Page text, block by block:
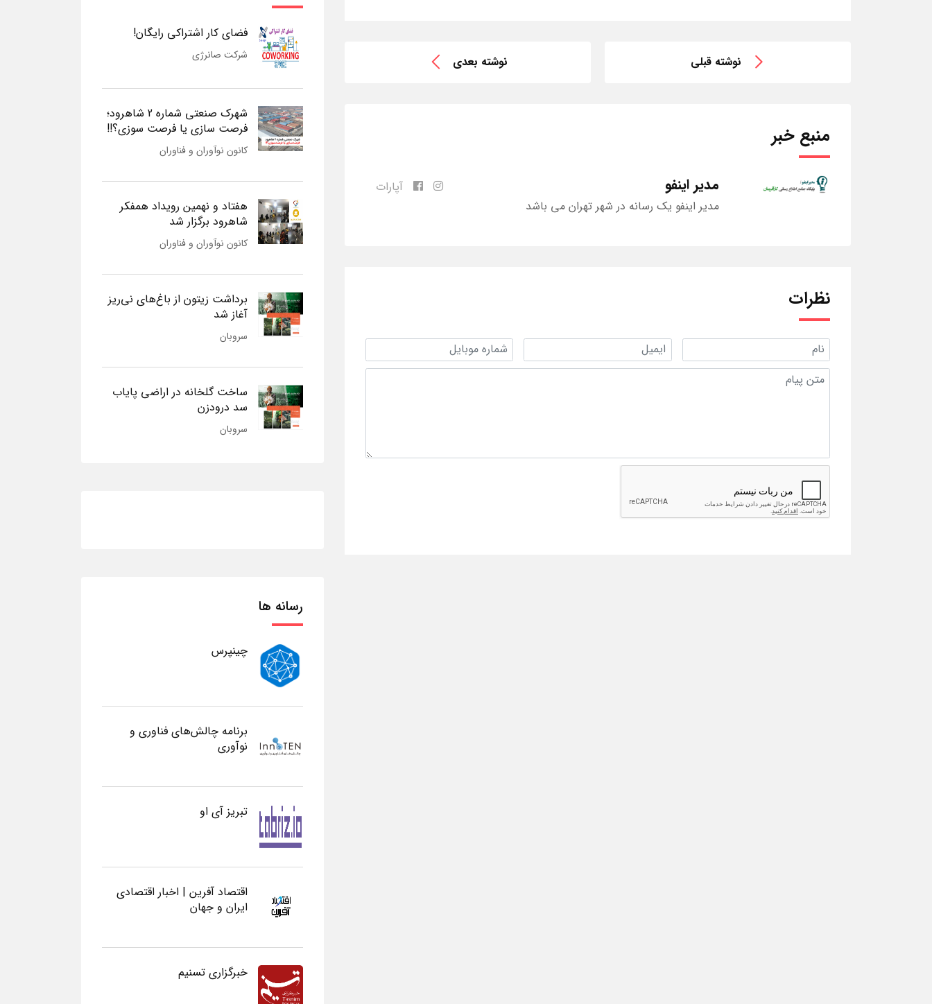
نوشته قبلی نوشته بعدی
منبع خبر
مدیر اینفو
مدیر اینفو یک رسانه در شهر تهران می باشد
آپارات
نظرات
فضای کار اشتراکی رایگان!
شرکت صانرژی
شهرک صنعتی شماره 2 شاهرود؛
فرصت سازی یا فرصت سوزی؟!!
کانون نوآوران و فناوران
هفتاد و نهمین رویداد همفکر
شاهرود برگزار شد
کانون نوآوران و فناوران
برداشت زیتون از باغ‌های نی‌ریز
آغاز شد
سروبان
ساخت گلخانه در اراضی پایاب
سد درودزن
سروبان
رسانه ها
چینپرس
برنامه چالش‌های فناوری و
نوآوری
تبریز آی او
اقتصاد آفرین | اخبار اقتصادی
ایران و جهان
خبرگزاری تسنیم